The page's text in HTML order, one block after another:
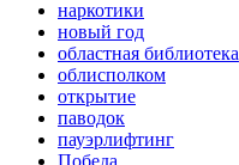
наркотики
новый год
областная библиотека
облисполком
открытие
паводок
пауэрлифтинг